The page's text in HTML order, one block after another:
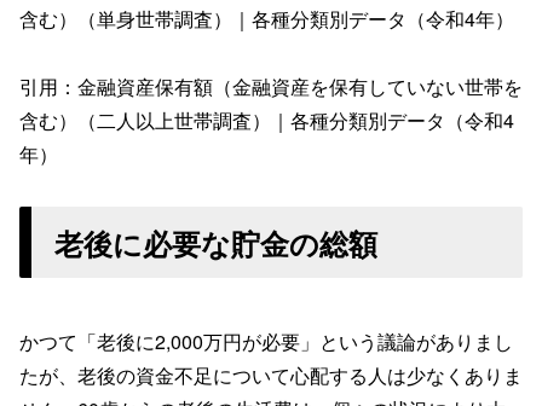
含む）（単身世帯調査）｜各種分類別データ（令和4年）
引用：金融資産保有額（金融資産を保有していない世帯を
含む）（二人以上世帯調査）｜各種分類別データ（令和4
年）
老後に必要な貯金の総額
かつて「老後に2,000万円が必要」という議論がありまし
たが、老後の資金不足について心配する人は少なくありま